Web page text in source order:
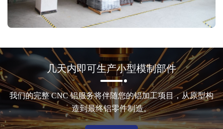
几天内即可生产小型模制部件
我们的完整 CNC 铝服务将伴随您的铝加工项目，从原型构
造到最终铝零件制造。